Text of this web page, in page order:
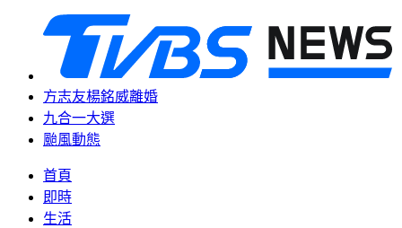
方志友楊銘威離婚
九合一大選
颱風動態
首頁
即時
生活